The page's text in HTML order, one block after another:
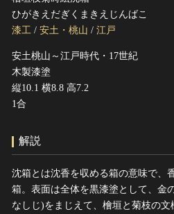
ひがきえだぎくまきえじんばこ
漆工 / 安土・桃山 / 江戸
安土桃山～江戸時代・17世紀
木製漆塗
縦10.1 横8.8 高7.2
1合
解説
沈箱とは沈香を収める箱の意味で、
箱。表面は全体を黒漆塗として、金
なしじ)をまじえて、檜垣と菊枝の